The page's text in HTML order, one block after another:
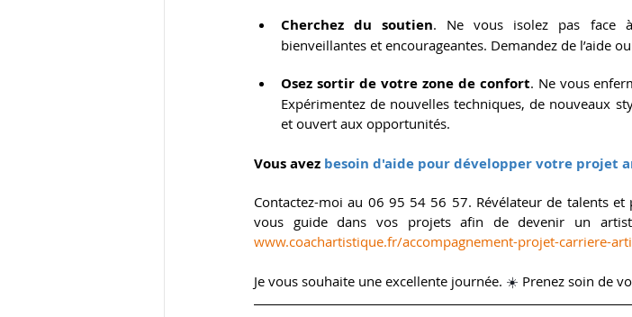
Cherchez du soutien. Ne vous isolez pas face
bienveillantes et encourageantes. Demandez de l’aide
Osez sortir de votre zone de confort. Ne vous
Expérimentez de nouvelles techniques, de nouveaux
et ouvert aux opportunités.
Vous avez besoin d'aide pour développer votre projet
Contactez-moi au 06 95 54 56 57. Révélateur de talents
www.coachartistique.fr/accompagnement-projet-carriere-
Je vous souhaite une excellente journée. ☀️ Prenez soin de